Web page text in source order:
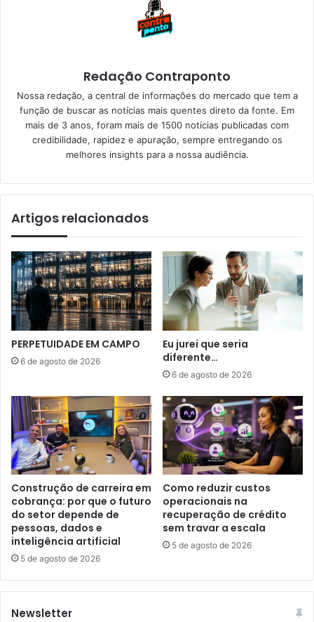
Redação Contraponto
Nossa redação, a central de informações do mercado que tem a
função de buscar as notícias mais quentes direto da fonte. Em
mais de 3 anos, foram mais de 1500 notícias publicadas com
credibilidade, rapidez e apuração, sempre entregando os
melhores insights para a nossa audiência.
Artigos relacionados
PERPETUIDADE EM CAMPO
6 de agosto de 2026
Eu jurei que seria
diferente…
6 de agosto de 2026
Construção de carreira em
cobrança: por que o futuro
do setor depende de
pessoas, dados e
inteligência artificial
5 de agosto de 2026
Como reduzir custos
operacionais na
recuperação de crédito
sem travar a escala
5 de agosto de 2026
Newsletter